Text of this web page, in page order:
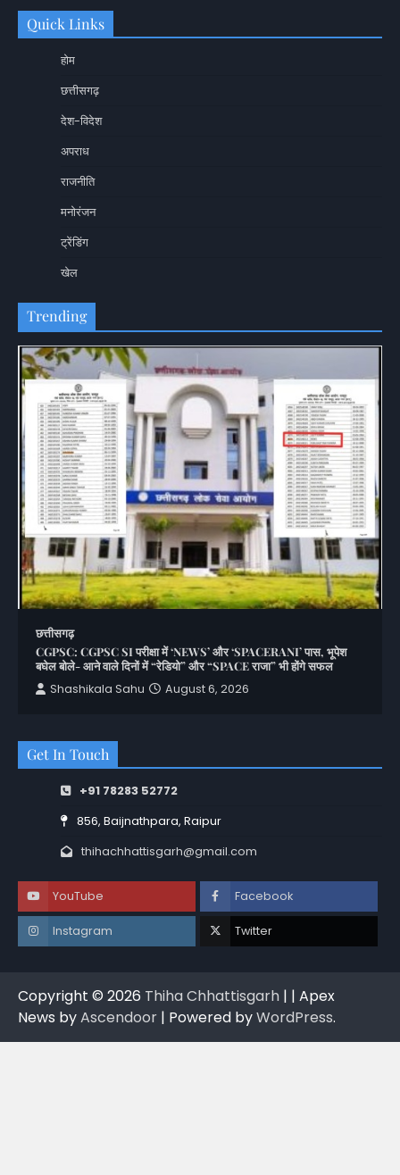
Quick Links
होम
छत्तीसगढ़
देश-विदेश
अपराध
राजनीति
मनोरंजन
ट्रेंडिंग
खेल
Trending
छत्तीसगढ़
CGPSC: CGPSC SI परीक्षा में ‘NEWS’ और ‘SPACERANI’ पास, भूपेश
बघेल बोले- आने वाले दिनों में “रेडियो” और “SPACE राजा” भी होंगे सफल
Shashikala Sahu
August 6, 2026
Get In Touch
+91 78283 52772
856, Baijnathpara, Raipur
thihachhattisgarh@gmail.com
YouTube Facebook
Instagram Twitter
Copyright © 2026 Thiha Chhattisgarh | | Apex
News byAscendoor | Powered byWordPress.